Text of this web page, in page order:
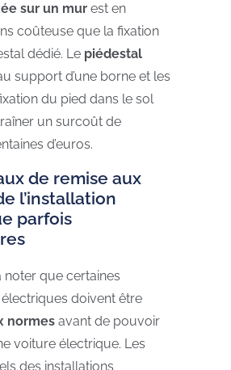
sur un mur est en
coûteuse que la fixation
dédié. Le piédestal
support d’une borne et les
du pied dans le sol
un surcoût de
d’euros.
de remise aux
l’installation
parfois
noter que certaines
doivent être
normes avant de pouvoir
voiture électrique. Les
des installations